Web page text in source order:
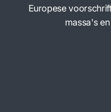
Europese
massa's